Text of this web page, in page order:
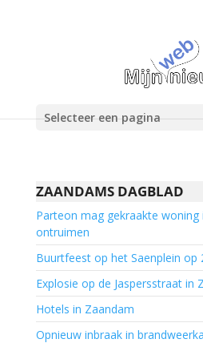
Selecteer een pagina
ZAANDAMS DAGBLAD
Parteon mag gekraakte woning
ontruimen
Buurtfeest op het Saenplein op
Explosie op de Jaspersstraat in
Hotels in Zaandam
Opnieuw inbraak in